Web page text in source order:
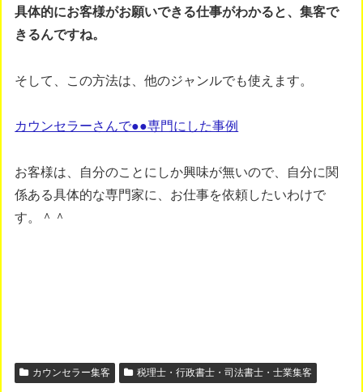
具体的にお客様がお願いできる仕事がわかると、集客で
きるんですね。
そして、この方法は、他のジャンルでも使えます。
カウンセラーさんで●●専門にした事例
お客様は、自分のことにしか興味が無いので、自分に関
係ある具体的な専門家に、お仕事を依頼したいわけで
す。＾＾
カウンセラー集客 税理士・行政書士・司法書士・士業集客